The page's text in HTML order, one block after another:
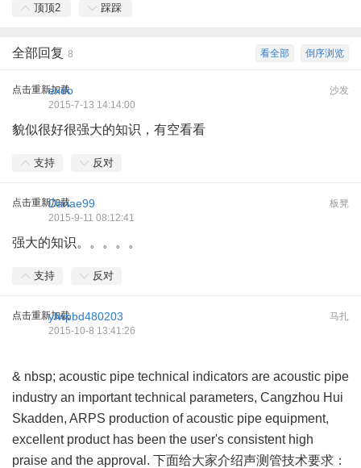
顶顶2 踩踩
倒序浏览
看全部
全部回复 8
点击重新加载 沙发
exdo
2015-7-13 14:14:00
貌似很好很强大的知识，有空看看
支持 反对
点击重新加载 板凳
Danae99
2015-9-11 08:12:41
强大的知识。。。。。
支持 反对
点击重新加载 马扎
yfwpbd480203
2015-10-8 13:41:26
& nbsp; acoustic pipe technical indicators are acoustic pipe
industry an important technical parameters, Cangzhou Hui
Skadden, ARPS production of acoustic pipe equipment,
excellent product has been the user's consistent high
praise and the approval. 下面给大家介绍声测管技术要求：